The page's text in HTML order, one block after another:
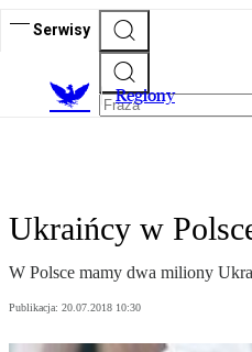
Serwisy
Regiony
Ukraińcy w
W Polsce mamy dwa miliony
Publikacja: 20.07.2018 10:30